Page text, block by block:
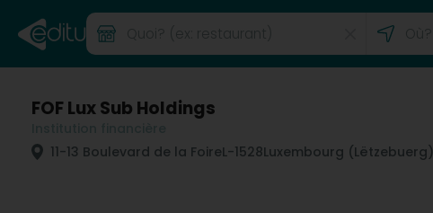
FOF Lux Sub Holdings
11-13 Boulevard de la FoireL-1528Luxembourg (Lëtzebuerg)